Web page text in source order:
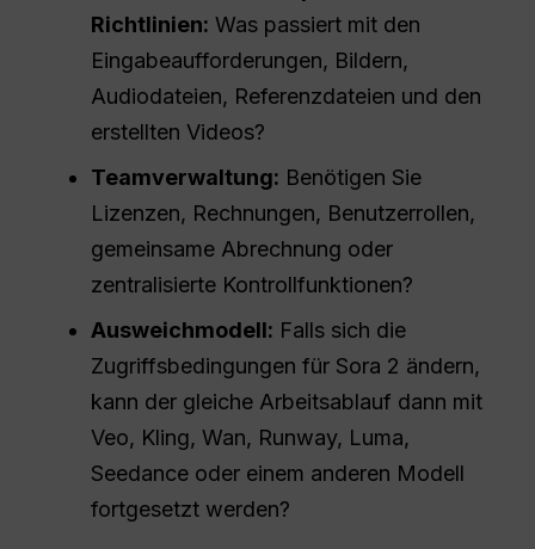
Richtlinien: Was passiert mit den
Eingabeaufforderungen, Bildern,
Audiodateien, Referenzdateien und den
erstellten Videos?
Teamverwaltung: Benötigen Sie
Lizenzen, Rechnungen, Benutzerrollen,
gemeinsame Abrechnung oder
zentralisierte Kontrollfunktionen?
Ausweichmodell: Falls sich die
Zugriffsbedingungen für Sora 2 ändern,
kann der gleiche Arbeitsablauf dann mit
Veo, Kling, Wan, Runway, Luma,
Seedance oder einem anderen Modell
fortgesetzt werden?